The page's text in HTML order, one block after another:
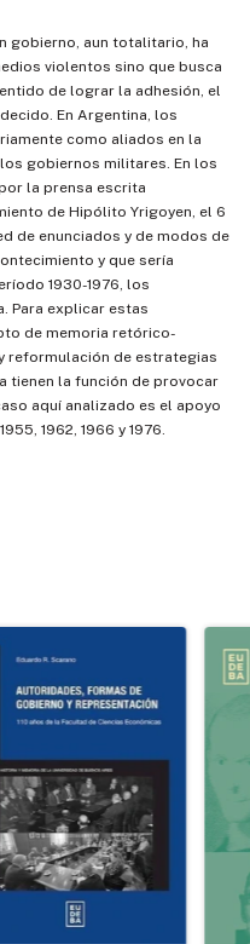
gobierno, aun totalitario, ha
violentos sino que busca
de lograr la adhesión, el
En Argentina, los
como aliados en la
gobiernos militares. En los
la prensa escrita
de Hipólito Yrigoyen, el 6
de enunciados y de modos de
y que sería
1930-1976, los
Para explicar estas
de memoria retórico-
reformulación de estrategias
tienen la función de provocar
aquí analizado es el apoyo
1962, 1966 y 1976.